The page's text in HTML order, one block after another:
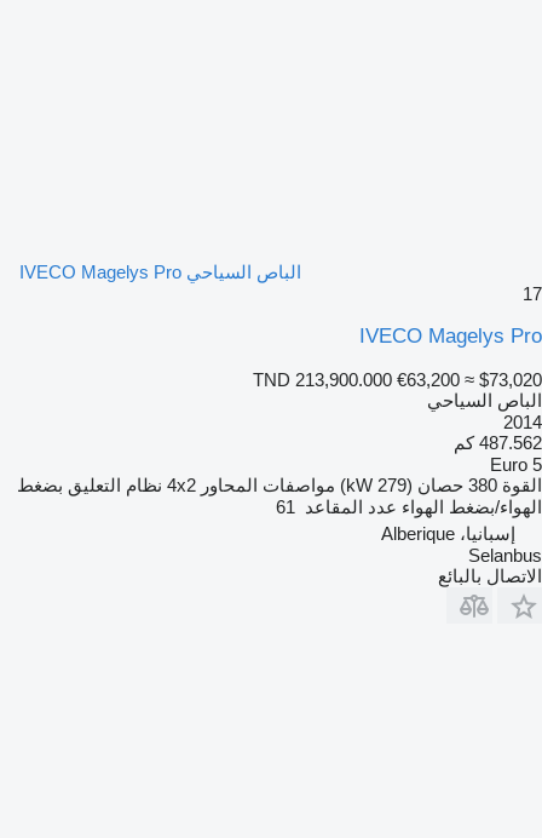
الباص السياحي IVECO Magelys Pro
17
IVECO Magelys Pro
TND 213,900.000 €63,200 ≈ $73,020
الباص السياحي
2014
487.562 كم
Euro 5
القوة 380 حصان (279 kW) مواصفات المحاور 4x2 نظام التعليق بضغط
الهواء/بضغط الهواء عدد المقاعد 61
إسبانيا، Alberique
Selanbus
الاتصال بالبائع